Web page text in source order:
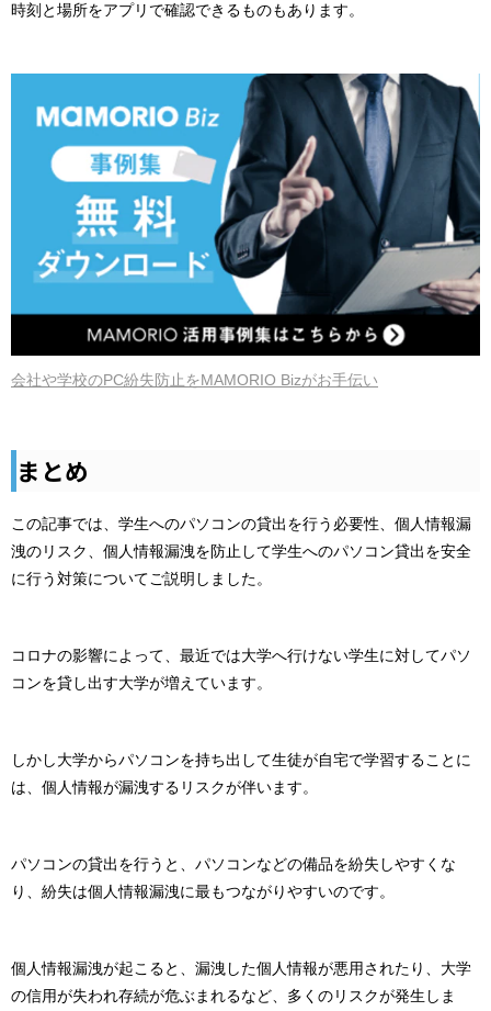
時刻と場所をアプリで確認できるものもあります。
会社や学校のPC紛失防止をMAMORIO Bizがお手伝い
まとめ
この記事では、学生へのパソコンの貸出を行う必要性、個人情報漏
洩のリスク、個人情報漏洩を防止して学生へのパソコン貸出を安全
に行う対策についてご説明しました。
コロナの影響によって、最近では大学へ行けない学生に対してパソ
コンを貸し出す大学が増えています。
しかし大学からパソコンを持ち出して生徒が自宅で学習することに
は、個人情報が漏洩するリスクが伴います。
パソコンの貸出を行うと、パソコンなどの備品を紛失しやすくな
り、紛失は個人情報漏洩に最もつながりやすいのです。
個人情報漏洩が起こると、漏洩した個人情報が悪用されたり、大学
の信用が失われ存続が危ぶまれるなど、多くのリスクが発生しま